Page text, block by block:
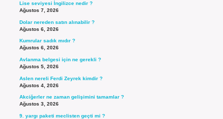
Lise seviyesi İngilizce nedir ?
Ağustos 7, 2026
Dolar nereden satın alınabilir ?
Ağustos 6, 2026
Kumrular sadık mıdır ?
Ağustos 6, 2026
Avlanma belgesi için ne gerekli ?
Ağustos 5, 2026
Aslen nereli Ferdi Zeyrek kimdir ?
Ağustos 4, 2026
Akciğerler ne zaman gelişimini tamamlar ?
Ağustos 3, 2026
9. yargı paketi meclisten geçti mi ?